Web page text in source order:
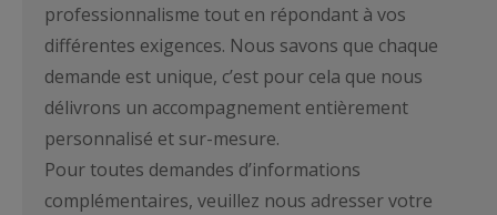
professionnalisme tout en répondant à vos
différentes exigences. Nous savons que chaque
demande est unique, c’est pour cela que nous
délivrons un accompagnement entièrement
personnalisé et sur-mesure.
Pour toutes demandes d’informations
complémentaires, veuillez nous adresser votre